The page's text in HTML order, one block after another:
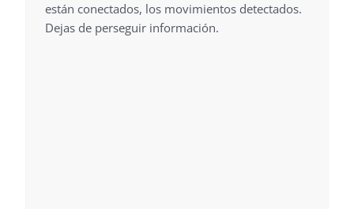
están conectados, los movimientos detectados.
Dejas de perseguir información.